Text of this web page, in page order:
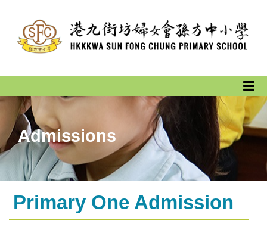
Admissions
Primary One Admission